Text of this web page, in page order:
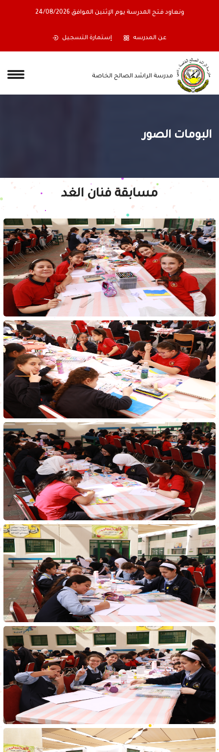
أولياء الأمور الكرام ستغلق المدرسة أبوابها اعتباراً من نهاية دوام يوم
عن المدرسه إستمارة التسجيل
مدرسة الراشد الصالح الخاصة
البومات الصور
مسابقة فنان الغد